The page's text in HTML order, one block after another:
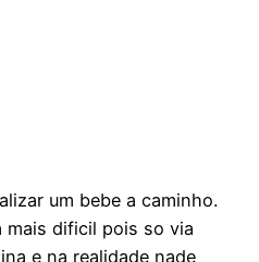
um bebe a caminho.
mais dificil pois so via
e na realidade nade